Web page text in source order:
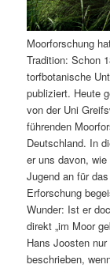
h
a
s
p
r
I
n
l
t
s
Moorforschung
Tradition: Schon
torfbotanische
publiziert. Heute
von der Uni
führenden
Deutschland. In
er uns davon,
Jugend an für
Erforschung
Wunder: Ist er
direkt „im Moor
Hans Joosten
beschrieben,